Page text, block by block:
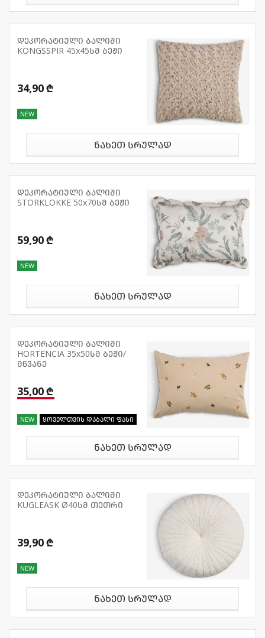
დეკორატიული ბალიში
KONGSSPIR 45x45სმ ბეჟი
34,90 ₾
NEW
ნახეთ სრულად
დეკორატიული ბალიში
STORKLOKKE 50x70სმ ბეჟი
59,90 ₾
NEW
ნახეთ სრულად
დეკორატიული ბალიში
HORTENCIA 35x50სმ ბეჟი/
მწვანე
35,00 ₾
NEW ყოველთვის დაბალი ფასი
ნახეთ სრულად
დეკორატიული ბალიში
KUGLEASK Ø40სმ თეთრი
39,90 ₾
NEW
ნახეთ სრულად